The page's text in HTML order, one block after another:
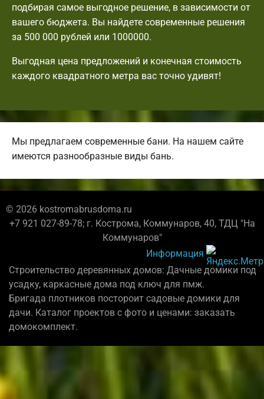
подбирая самое выгодное решение, в зависимости от
вашего бюджета. Вы найдете современные решения
за 500 000 рублей или 1000000.
Выгодная цена предложений и конечная стоимость
каждого квадратного метра вас точно удивят!
Мы предлагаем современные бани. На нашем сайте
имеются разнообразные виды бань.
© 2026 kostromabrusdoma.ru
+7 921 027-89-78; г. Кострома, Коммунаров, 40, ТДЦ "На
Коммунаров"
Информация
Строительство деревянных домов: Дачные домики под
усадку, каркасные дома под ключ для пмж.
Бригада плотников постороит садовые домики для
дачи. Каталог проектов с фото и ценами: заказать
домокомплект.